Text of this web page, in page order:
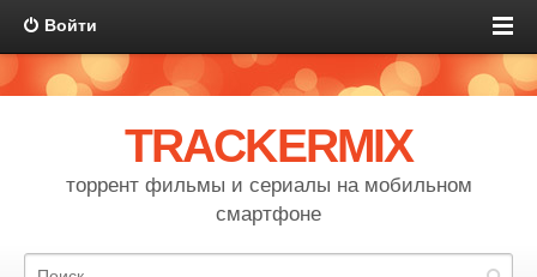
Войти
TRACKERMIX
торрент фильмы и сериалы на мобильном
смартфоне